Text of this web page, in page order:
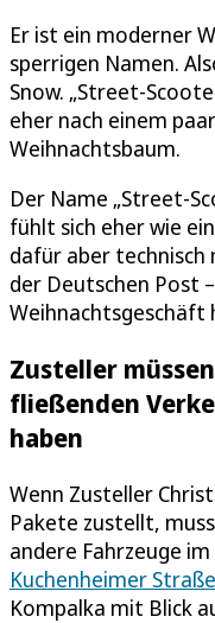
Er ist ein moderner
sperrigen Namen.
Snow. „Street-
eher nach einem
Weihnachtsbaum.
Der Name „Street-
fühlt sich eher wie
dafür aber technisch
der Deutschen Post
Weihnachtsgeschäft
Zusteller
fließenden
haben
Wenn Zusteller
Pakete zustellt,
andere Fahrzeuge
Kuchenheimer Straße
Kompalka mit Blick